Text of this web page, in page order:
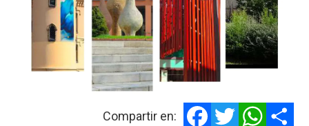
Compartir en:
Facebook
Twitter